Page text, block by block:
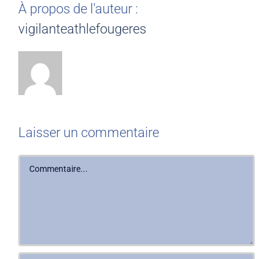
À propos de l'auteur :
vigilanteathlefougeres
Laisser un commentaire
Commentaire